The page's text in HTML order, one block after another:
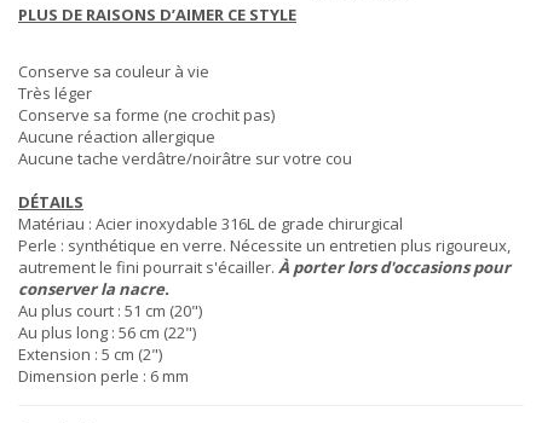
PLUS DE RAISONS D’AIMER CE STYLE
Conserve sa couleur à vie
Très léger
Conserve sa forme (ne crochit pas)
Aucune réaction allergique
Aucune tache verdâtre/noirâtre sur votre cou
DÉTAILS
Matériau : Acier inoxydable 316L de grade chirurgical
Perle : synthétique en verre. Nécessite un entretien plus rigoureux,
autrement le fini pourrait s'écailler. À porter lors d'occasions pour
conserver la nacre.
Au plus court : 51 cm (20")
Au plus long : 56 cm (22")
Extension : 5 cm (2")
Dimension perle : 6 mm